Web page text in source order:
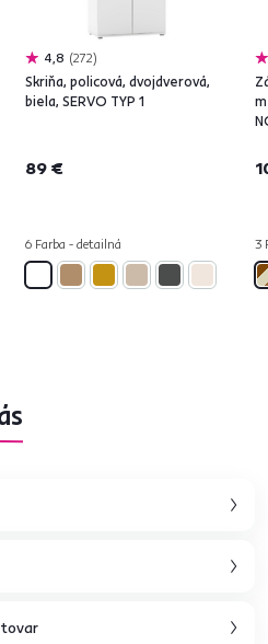
4,8 272
Skriňa, policová, dvojdverová,
biela, SERVO TYP 1
89 €
6 Farba - detailná 3